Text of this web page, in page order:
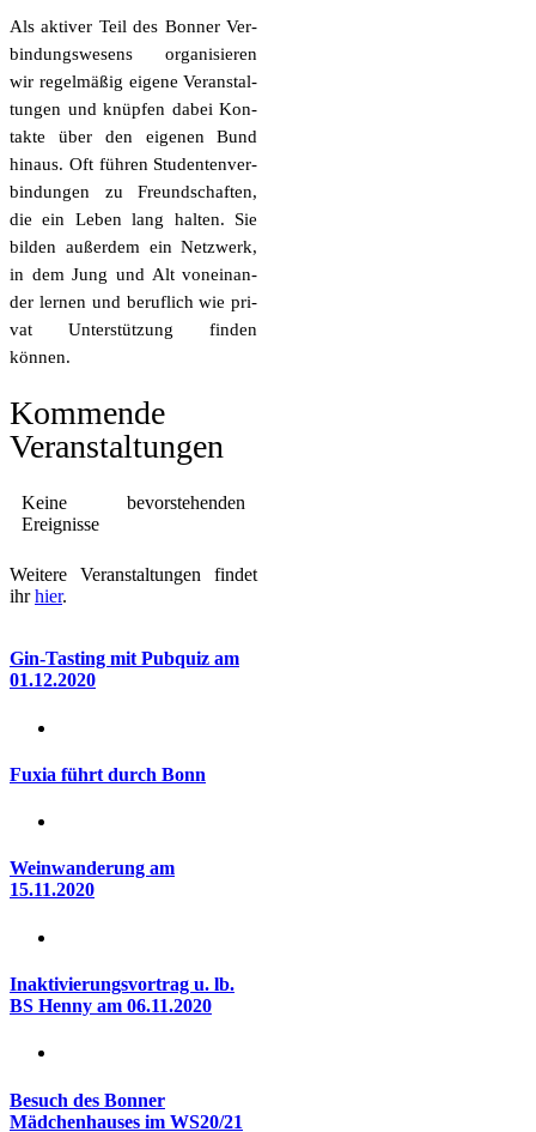
Als akti­ver Teil des Bon­ner Ver­
bin­dungs­we­sens orga­ni­sie­ren
wir regel­mä­ßig eige­ne Ver­an­stal­
tun­gen und knüp­fen dabei Kon­
tak­te über den eige­nen Bund
hin­aus. Oft füh­ren Stu­den­ten­ver­
bin­dun­gen zu Freund­schaf­ten,
die ein Leben lang hal­ten. Sie
bil­den außer­dem ein Netz­werk,
in dem Jung und Alt von­ein­an­
der ler­nen und beruf­lich wie pri­
vat Unter­stüt­zung fin­den
können.
Kom­men­de
Veranstaltungen
Kei­ne bevor­ste­hen­den
Ereignisse
Wei­te­re Ver­an­stal­tun­gen fin­det
ihrhier.
Gin-Tasting mit Pubquiz am
01.12.2020
Fuxia führt durch Bonn
Weinwanderung am
15.11.2020
Inaktivierungsvortrag u. lb.
BS Henny am 06.11.2020
Besuch des Bonner
Mädchenhauses im WS20/21